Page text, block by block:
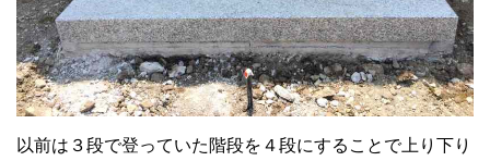
以前は３段で登っていた階段を４段にすることで上り下り